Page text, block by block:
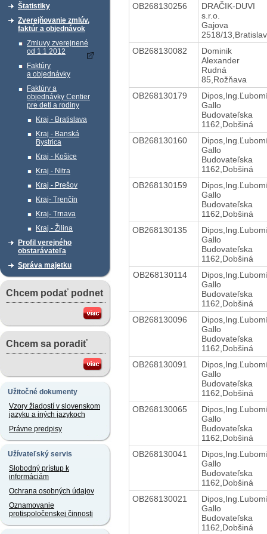
Štatistiky
Zverejňovanie zmlúv,
faktúr a objednávok
Zmluvy zverejnené
od 1.1.2012
Faktúry
a objednávky
Faktúry a
objednávky Centier
pre deti a rodiny
Kraj - Bratislava
Kraj - Banská
Bystrica
Kraj - Košice
Kraj - Nitra
Kraj - Prešov
Kraj- Trenčín
Kraj- Trnava
Kraj - Žilina
Profil verejného
obstarávateľa
Správa majetku
Chcem podať podnet
Chcem sa poradiť
Užitočné dokumenty
Vzory žiadostí v slovenskom
jazyku a iných jazykoch
Právne predpisy
Užívateľský servis
Slobodný prístup k
informáciám
Ochrana osobných údajov
Oznamovanie
protispoločenskej činnosti
OB268130256
DRAČIK-DUVI
s.r.o.
Gajova
2518/
OB268130082
Dominik
Alexander
Rudná
85,Rožňava
OB268130179
Gallo
Budovateľska
1162,Dobšiná
OB268130160
Gallo
Budovateľska
1162,Dobšiná
OB268130159
Gallo
Budovateľska
1162,Dobšiná
OB268130135
Gallo
Budovateľska
1162,Dobšiná
OB268130114
Gallo
Budovateľska
1162,Dobšiná
OB268130096
Gallo
Budovateľska
1162,Dobšiná
OB268130091
Gallo
Budovateľska
1162,Dobšiná
OB268130065
Gallo
Budovateľska
1162,Dobšiná
OB268130041
Gallo
Budovateľska
1162,Dobšiná
OB268130021
Gallo
Budovateľska
1162,Dobšiná